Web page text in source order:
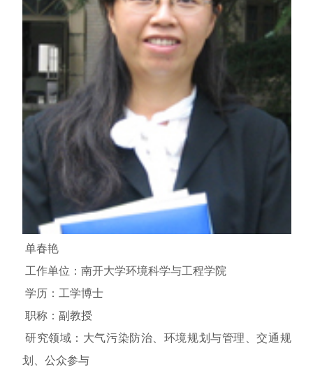
单春艳
工作单位：南开大学环境科学与工程学院
学历：工学博士
职称：副教授
研究领域：大气污染防治、环境规划与管理、交通规
划、公众参与